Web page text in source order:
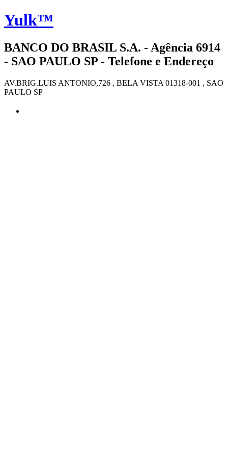
Yulk™
BANCO DO BRASIL S.A. - Agência 6914
- SAO PAULO SP - Telefone e Endereço
AV.BRIG.LUIS ANTONIO,726 , BELA VISTA 01318-001 , SAO
PAULO SP